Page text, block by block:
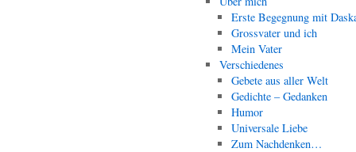
Erste Begegnung mit
Grossvater und ich
Mein Vater
Verschiedenes
Gebete aus aller Welt
Gedichte – Gedanken
Humor
Universale Liebe
Zum Nachdenken…